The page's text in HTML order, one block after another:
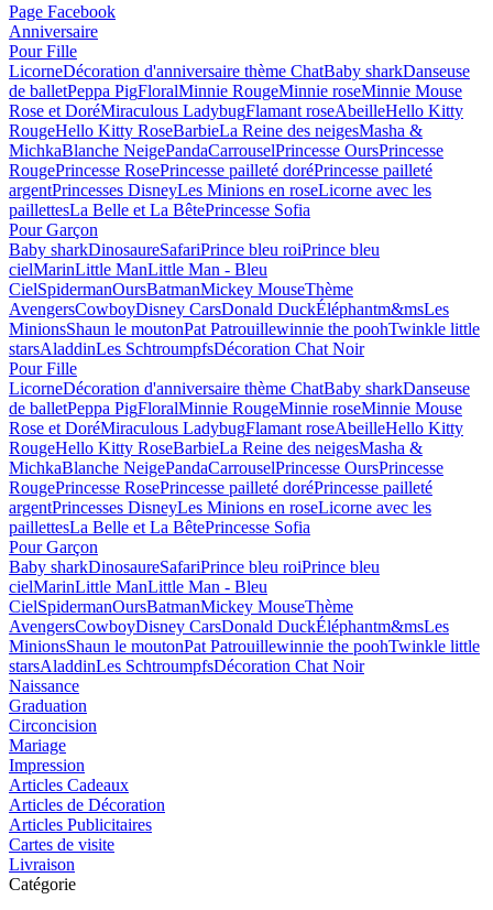
Page Facebook
Anniversaire
Pour Fille
LicorneDécoration d'anniversaire thème ChatBaby sharkDanseuse
de balletPeppa PigFloralMinnie RougeMinnie roseMinnie Mouse
Rose et DoréMiraculous LadybugFlamant roseAbeilleHello Kitty
RougeHello Kitty RoseBarbieLa Reine des neigesMasha &
MichkaBlanche NeigePandaCarrouselPrincesse OursPrincesse
RougePrincesse RosePrincesse pailleté doréPrincesse pailleté
argentPrincesses DisneyLes Minions en roseLicorne avec les
paillettesLa Belle et La BêtePrincesse Sofia
Pour Garçon
Baby sharkDinosaureSafariPrince bleu roiPrince bleu
cielMarinLittle ManLittle Man - Bleu
CielSpidermanOursBatmanMickey MouseThème
AvengersCowboyDisney CarsDonald DuckÉléphantm&msLes
MinionsShaun le moutonPat Patrouillewinnie the poohTwinkle little
starsAladdinLes SchtroumpfsDécoration Chat Noir
Pour Fille
LicorneDécoration d'anniversaire thème ChatBaby sharkDanseuse
de balletPeppa PigFloralMinnie RougeMinnie roseMinnie Mouse
Rose et DoréMiraculous LadybugFlamant roseAbeilleHello Kitty
RougeHello Kitty RoseBarbieLa Reine des neigesMasha &
MichkaBlanche NeigePandaCarrouselPrincesse OursPrincesse
RougePrincesse RosePrincesse pailleté doréPrincesse pailleté
argentPrincesses DisneyLes Minions en roseLicorne avec les
paillettesLa Belle et La BêtePrincesse Sofia
Pour Garçon
Baby sharkDinosaureSafariPrince bleu roiPrince bleu
cielMarinLittle ManLittle Man - Bleu
CielSpidermanOursBatmanMickey MouseThème
AvengersCowboyDisney CarsDonald DuckÉléphantm&msLes
MinionsShaun le moutonPat Patrouillewinnie the poohTwinkle little
starsAladdinLes SchtroumpfsDécoration Chat Noir
Naissance
Graduation
Circoncision
Mariage
Impression
Articles Cadeaux
Articles de Décoration
Articles Publicitaires
Cartes de visite
Livraison
Catégorie